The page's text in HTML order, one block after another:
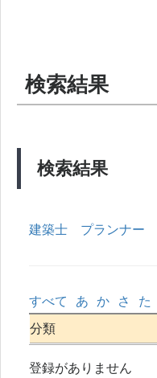
検索結果
検索結果
建築士 プランナー
すべて あ か さ た
分類
登録がありません